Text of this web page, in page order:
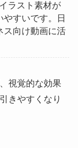
ラスト素材が
すいです。日
ス向け動画に活
視覚的な効果
きやすくなり